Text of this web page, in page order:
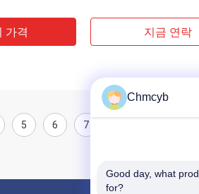
가격 지금 연락
5 6 7
Chmcyb
Good day, what
for?